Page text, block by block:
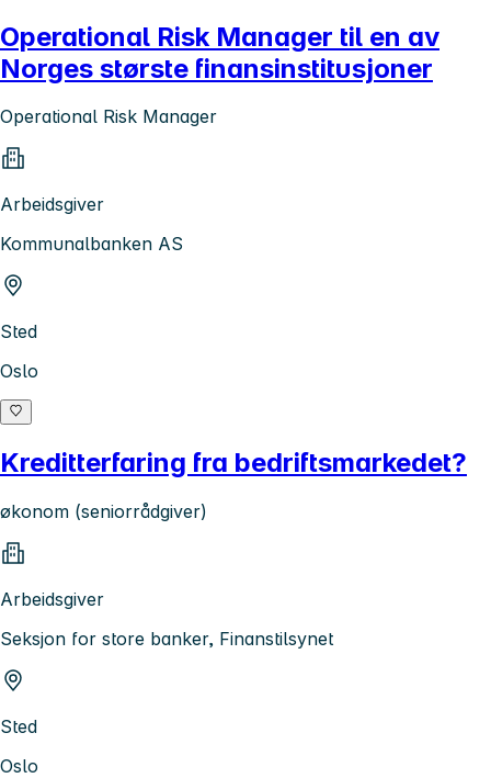
Operational Risk Manager til en av
Norges største finansinstitusjoner
Operational Risk Manager
Arbeidsgiver
Kommunalbanken AS
Sted
Oslo
Kreditterfaring fra bedriftsmarkedet?
økonom (seniorrådgiver)
Arbeidsgiver
Seksjon for store banker, Finanstilsynet
Sted
Oslo